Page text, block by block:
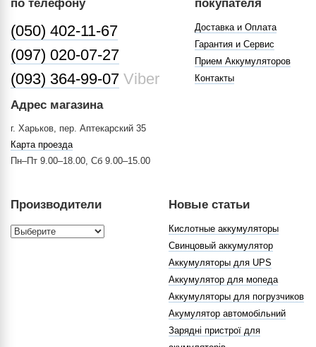
по телефону
(050) 402-11-67
(097) 020-07-27
(093) 364-99-07 Viber
Адрес магазина
г. Харьков, пер. Аптекарский 35
Карта проезда
Пн–Пт 9.00–18.00, Сб 9.00–15.00
покупателя
Доставка и Оплата
Гарантия и Сервис
Прием Аккумуляторов
Контакты
Производители Новые статьи
Кислотные аккумуляторы
Свинцовый аккумулятор
Аккумуляторы для UPS
Аккумулятор для мопеда
Аккумуляторы для погрузчиков
Акумулятор автомобільний
Зарядні пристрої для